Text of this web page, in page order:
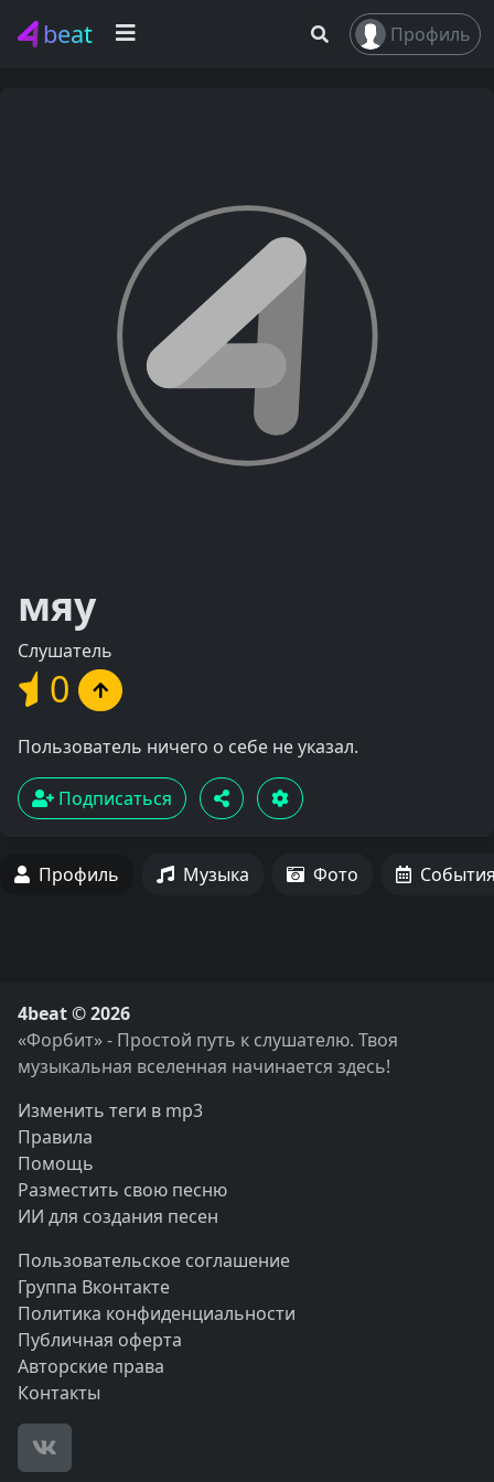
beat Профиль
мяу
Слушатель
0
Пользователь ничего о себе не указал.
Подписаться
Профиль Музыка Фото
4beat © 2026
«Форбит» - Простой путь к слушателю. Твоя
музыкальная вселенная начинается здесь!
Изменить теги в mp3
Правила
Помощь
Разместить свою песню
ИИ для создания песен
Пользовательское соглашение
Группа Вконтакте
Политика конфиденциальности
Публичная оферта
Авторские права
Контакты